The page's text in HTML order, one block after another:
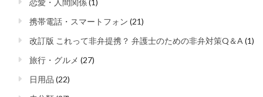
恋愛・人間関係(1)
携帯電話・スマートフォン (21)
改訂版 これって非弁提携？ 弁護士のための非弁対策Q＆A(1)
旅行・グルメ (27)
日用品 (22)